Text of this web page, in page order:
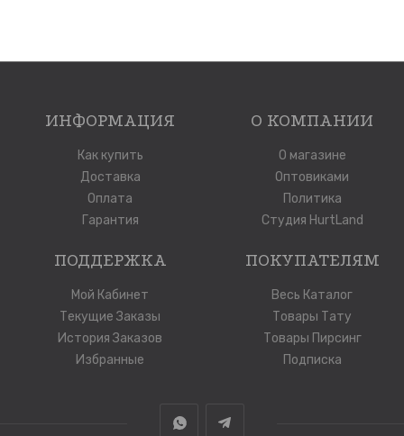
ИНФОРМАЦИЯ
Как купить
Доставка
Оплата
Гарантия
О КОМПАНИИ
О магазине
Оптовиками
Политика
Студия HurtLand
ПОДДЕРЖКА
Мой Кабинет
Текущие Заказы
История Заказов
Избранные
ПОКУПАТЕЛЯМ
Весь Каталог
Товары Тату
Товары Пирсинг
Подписка